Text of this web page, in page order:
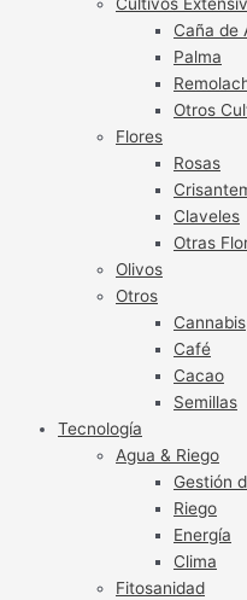
Caña de
Palma
Otros
Flores
Rosas
Claveles
Otras
Olivos
Otros
Cannabis
Café
Cacao
Semillas
Tecnología
Agua & Riego
Gestión
Riego
Energía
Clima
Fitosanidad